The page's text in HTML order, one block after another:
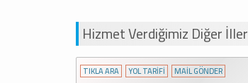
Hizmet Verdiğimiz Diğer İller
TIKLA ARA YOL TARİFİ MAİL GÖNDER